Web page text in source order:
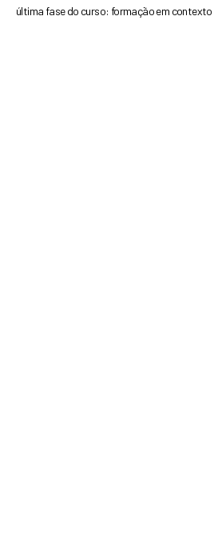
última fase do curso: formação em